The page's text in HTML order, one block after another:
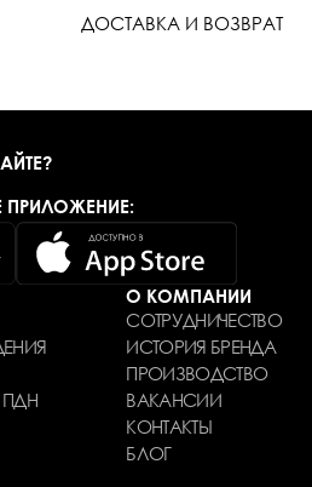
ДОСТАВКА И ВОЗВРАТ
ПРИЛОЖЕНИЕ:
О КОМПАНИИ
СОТРУДНИЧЕСТВО
ИСТОРИЯ БРЕНДА
ПРОИЗВОДСТВО
ВАКАНСИИ
КОНТАКТЫ
БЛОГ